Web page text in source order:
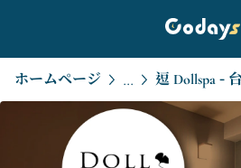
ホームページ ... 逗 Dollspa -